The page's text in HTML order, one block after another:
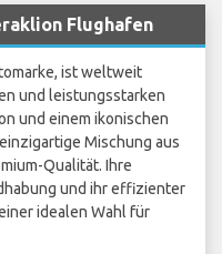
Flughafen
ist weltweit
und leistungsstarken
und einem ikonischen
Mischung aus
Qualität. Ihre
und ihr effizienter
idealen Wahl für